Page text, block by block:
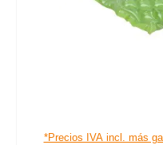
*Precios IVA incl. más